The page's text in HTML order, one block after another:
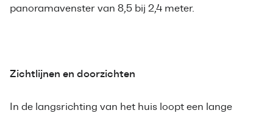
panoramavenster van 8,5 bij 2,4 meter.
Zichtlijnen en doorzichten
In de langsrichting van het huis loopt een lange